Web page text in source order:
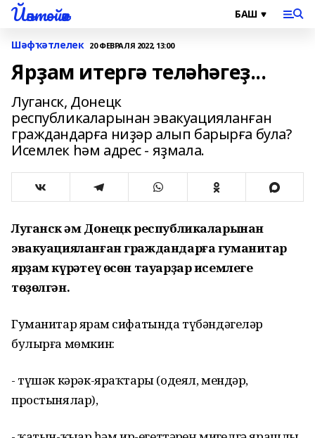
Йәнтөйәк
Шәфҡәтлелек 20 ФЕВРАЛЯ 2022, 13:00
Ярҙам итергә теләһәгеҙ...
Луганск, Донецк
республикаларынан эвакуацияланған
граждандарға ниҙәр алып барырға була?
Исемлек һәм адрес - яҙмала.
Луганск һәм Донецк республикаларынан
эвакуацияланған граждандарға гуманитар
ярҙам күрһәтеү өсөн тауарҙар исемлеге
төҙөлгән.
Гуманитар ярҙам сифатында түбәндәгеләр
булырға мөмкин:
- түшәк кәрәк-яраҡтары (одеял, мендәр,
простынялар),